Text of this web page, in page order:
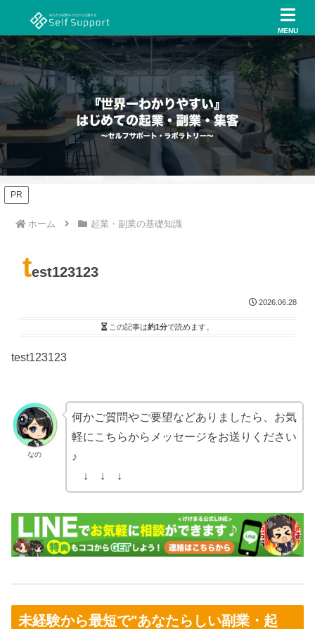
MENU
PR
ホーム 起業・副業の基礎知識
test123123
2026.06.28
この記事は約1分で読めます。
test123123
なの
何かご質問やご要望などありましたら、お気
軽にこちらからメッセージをお送りください
♪
↓ ↓ ↓
未経験から最短で"あなたらしい副業・起